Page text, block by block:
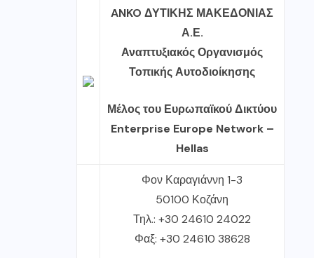
ANKO ΔΥΤΙΚΗΣ ΜΑΚΕΔΟΝΙΑΣ
Α.Ε.
Αναπτυξιακός Οργανισμός
Τοπικής Αυτοδιοίκησης
Μέλος του Ευρωπαϊκού Δικτύου
Enterprise Europe Network –
Hellas
Φον Καραγιάννη 1-3
50100 Κοζάνη
Τηλ.: +30 24610 24022
Φαξ: +30 24610 38628